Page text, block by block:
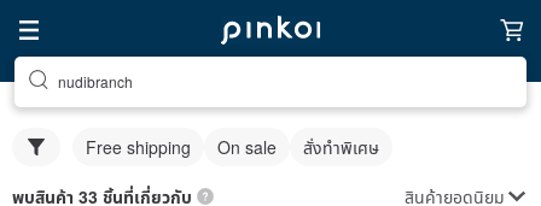
nudibranch
Free shipping On sale สั่งทำพิเศษ
พบสินค้า 33 ชิ้นที่เกี่ยวกับ สินค้ายอดนิยม